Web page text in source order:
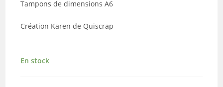
Tampons de dimensions A6
Création Karen de Quiscrap
En stock